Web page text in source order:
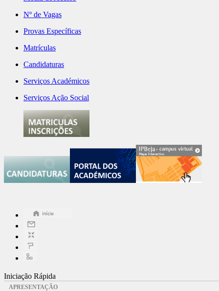
Nº de Vagas
Provas Específicas
Matrículas
Candidaturas
Serviços Académicos
Serviços Ação Social
Iniciação Rápida
APRESENTAÇÃO